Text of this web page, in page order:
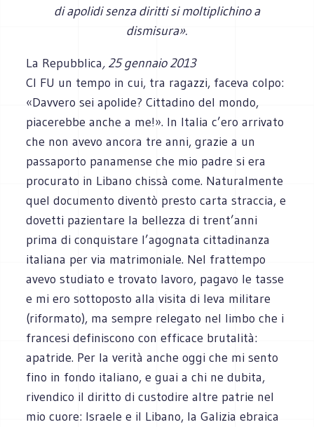
di apolidi senza diritti si moltiplichino a
dismisura».
La Repubblica, 25 gennaio 2013
CI FU un tempo in cui, tra ragazzi, faceva colpo:
«Davvero sei apolide? Cittadino del mondo,
piacerebbe anche a me!». In Italia c’ero arrivato
che non avevo ancora tre anni, grazie a un
passaporto panamense che mio padre si era
procurato in Libano chissà come. Naturalmente
quel documento diventò presto carta straccia, e
dovetti pazientare la bellezza di trent’anni
prima di conquistare l’agognata cittadinanza
italiana per via matrimoniale. Nel frattempo
avevo studiato e trovato lavoro, pagavo le tasse
e mi ero sottoposto alla visita di leva militare
(riformato), ma sempre relegato nel limbo che i
francesi definiscono con efficace brutalità:
apatride. Per la verità anche oggi che mi sento
fino in fondo italiano, e guai a chi ne dubita,
rivendico il diritto di custodire altre patrie nel
mio cuore: Israele e il Libano, la Galizia ebraica